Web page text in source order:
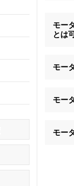
モー
とは
モー
モー
モー